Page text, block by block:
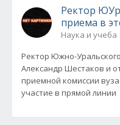
Ректор
приема в
Наука и учеба
Ректор Южно-
Александр Шестаков и
приемной комиссии
участие в прямой линии